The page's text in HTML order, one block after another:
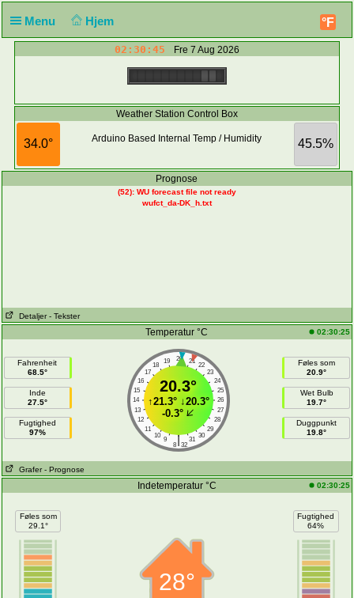
Menu Hjem °F
02:30:45 Fre 7 Aug 2026
Weather Station Control Box
34.0° 45.5%
Arduino Based Internal Temp / Humidity
Prognose
(52): WU forecast file not ready
wufct_da-DK_h.txt
Detaljer - Tekster
Temperatur °C 02:30:25
Fahrenheit
68.5°
Inde
27.5°
Fugtighed
97%
20
19 21
18
22
17
23
16
24
15
25
14
26
13
27
12
28
11
29
10
30
9 31
|
8 32
20.3°
↑21.3°↓20.3°
-0.3°
Føles som
20.9°
Wet Bulb
19.7°
Duggpunkt
19.8°
Grafer - Prognose
Indetemperatur °C 02:30:25
Føles som
29.1°
28°
Fugtighed
64%